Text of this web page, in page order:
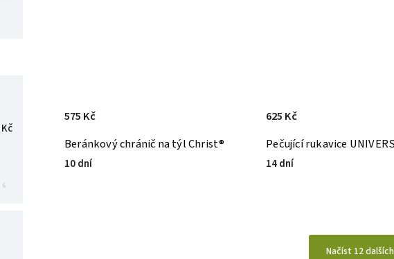
Kč
6
Beránkový chránič na týl Christ®
10 dní
575 Kč
Pečující rukavice
14 dní
625 Kč
Načíst 12 dalších